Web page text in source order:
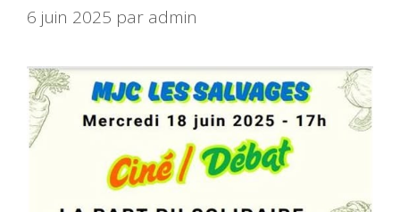
6 juin 2025 par admin